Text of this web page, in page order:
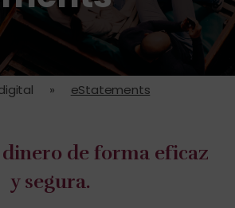
» eStatements
dinero de forma eficaz
y segura.